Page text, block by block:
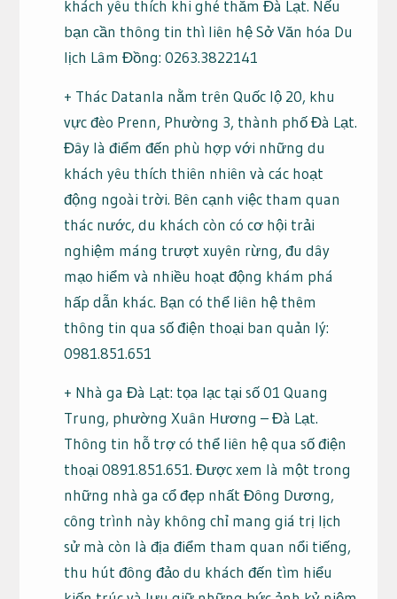
khách yêu thích khi ghé thăm Đà Lạt. Nếu
bạn cần thông tin thì liên hệ Sở Văn hóa Du
lịch Lâm Đồng: 0263.3822141
+ Thác Datanla nằm trên Quốc lộ 20, khu
vực đèo Prenn, Phường 3, thành phố Đà Lạt.
Đây là điểm đến phù hợp với những du
khách yêu thích thiên nhiên và các hoạt
động ngoài trời. Bên cạnh việc tham quan
thác nước, du khách còn có cơ hội trải
nghiệm máng trượt xuyên rừng, đu dây
mạo hiểm và nhiều hoạt động khám phá
hấp dẫn khác. Bạn có thể liên hệ thêm
thông tin qua số điện thoại ban quản lý:
0981.851.651
+ Nhà ga Đà Lạt: tọa lạc tại số 01 Quang
Trung, phường Xuân Hương – Đà Lạt.
Thông tin hỗ trợ có thể liên hệ qua số điện
thoại 0891.851.651. Được xem là một trong
những nhà ga cổ đẹp nhất Đông Dương,
công trình này không chỉ mang giá trị lịch
sử mà còn là địa điểm tham quan nổi tiếng,
thu hút đông đảo du khách đến tìm hiểu